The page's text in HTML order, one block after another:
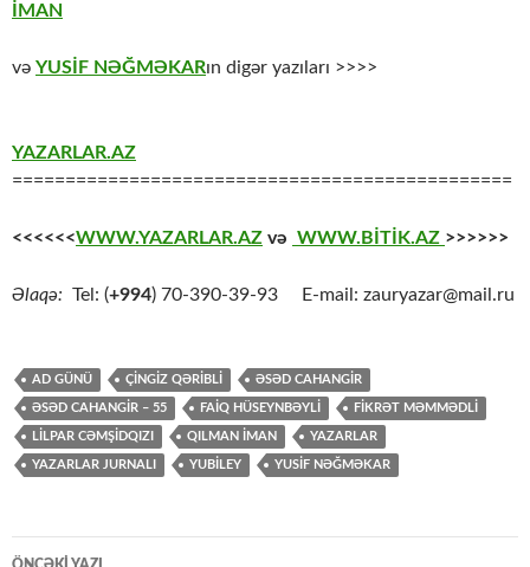
İMAN
və YUSİF NƏĞMƏKARın digər yazıları >>>>
YAZARLAR.AZ
===============================================
<<<<<<WWW.YAZARLAR.AZ və WWW.BİTİK.AZ >>>>>>
Əlaqə: Tel: (+994) 70-390-39-93 E-mail: zauryazar@mail.ru
AD GÜNÜ ÇINGIZ QƏRİBLİ ƏSƏD CAHANGİR
ƏSƏD CAHANGİR – 55 FAIQ HÜSEYNBƏYLİ FIKRƏT MƏMMƏDLİ
LILPAR CƏMŞİDQIZI QILMAN İMAN YAZARLAR
YAZARLAR JURNALI YUBİLEY YUSIF NƏĞMƏKAR
Yazılar